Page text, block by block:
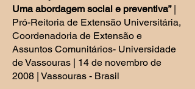
Uma abordagem social e preventiva”|
Pró-Reitoria de Extensão Universitária,
Coordenadoria de Extensão e
Assuntos Comunitários- Universidade
de Vassouras | 14 de novembro de
2008 | Vassouras - Brasil